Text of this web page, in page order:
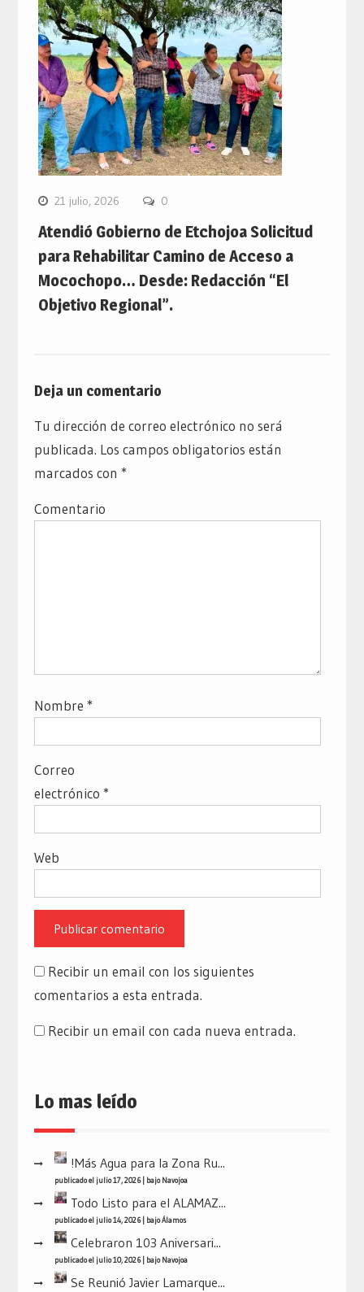
21 julio, 2026 0
Atendió Gobierno de Etchojoa Solicitud
para Rehabilitar Camino de Acceso a
Mocochopo… Desde: Redacción “El
Objetivo Regional”.
Deja un comentario
Tu dirección de correo electrónico no será
publicada. Los campos obligatorios están
marcados con *
Comentario
Nombre *
Correo
electrónico *
Web
Recibir un email con los siguientes
comentarios a esta entrada.
Recibir un email con cada nueva entrada.
Lo mas leído
!Más Agua para la Zona Ru...
publicado el julio 17, 2026| bajoNavojoa
Todo Listo para el ALAMAZ...
publicado el julio 14, 2026| bajoÁlamos
Celebraron 103 Aniversari...
publicado el julio 10, 2026| bajoNavojoa
Se Reunió Javier Lamarque...